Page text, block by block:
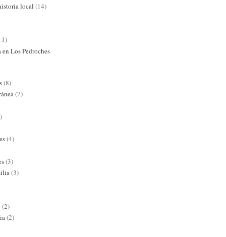
local (14)
Los Pedroches
(8)
(7)
(4)
(3)
(3)
(2)
(2)